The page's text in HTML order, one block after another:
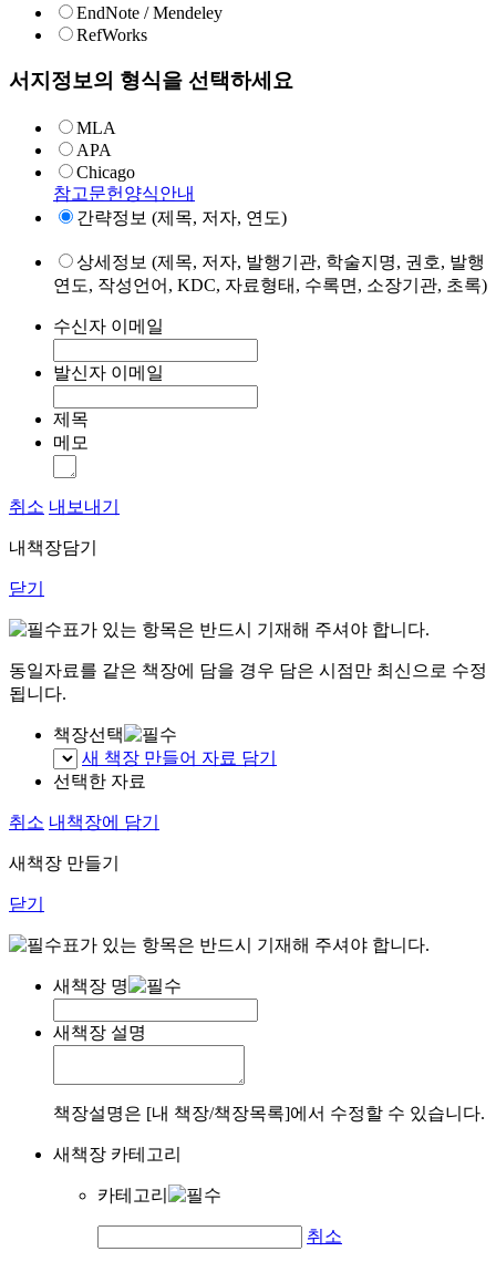
EndNote / Mendeley
RefWorks
서지정보의 형식을 선택하세요
MLA
APA
Chicago
참고문헌양식안내
간략정보 (제목, 저자, 연도)
상세정보 (제목, 저자, 발행기관, 학술지명, 권호, 발행
연도, 작성언어, KDC, 자료형태, 수록면, 소장기관, 초록)
수신자 이메일
발신자 이메일
제목
메모
취소 내보내기
내책장담기
닫기
표가 있는 항목은 반드시 기재해 주셔야 합니다.
동일자료를 같은 책장에 담을 경우 담은 시점만 최신으로 수정
됩니다.
책장선택
새 책장 만들어 자료 담기
선택한 자료
취소 내책장에 담기
새책장 만들기
닫기
표가 있는 항목은 반드시 기재해 주셔야 합니다.
새책장 명
새책장 설명
책장설명은 [내 책장/책장목록]에서 수정할 수 있습니다.
새책장 카테고리
카테고리
취소